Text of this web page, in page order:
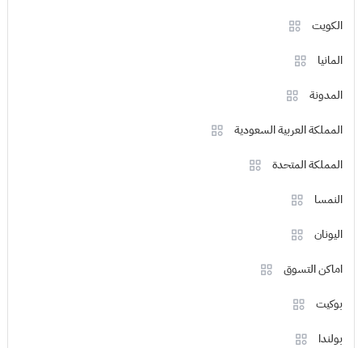
الكويت
المانيا
المدونة
المملكة العربية السعودية
المملكة المتحدة
النمسا
اليونان
اماكن التسوق
بوكيت
بولندا